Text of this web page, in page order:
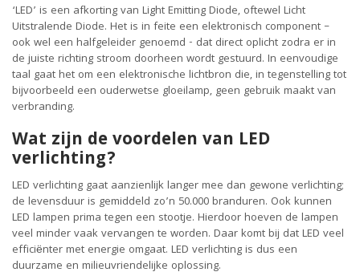
‘LED’ is een afkorting van Light Emitting Diode, oftewel Licht
Uitstralende Diode. Het is in feite een elektronisch component –
ook wel een halfgeleider genoemd - dat direct oplicht zodra er in
de juiste richting stroom doorheen wordt gestuurd. In eenvoudige
taal gaat het om een elektronische lichtbron die, in tegenstelling tot
bijvoorbeeld een ouderwetse gloeilamp, geen gebruik maakt van
verbranding.
Wat zijn de voordelen van LED
verlichting?
LED verlichting gaat aanzienlijk langer mee dan gewone verlichting;
de levensduur is gemiddeld zo’n 50.000 branduren. Ook kunnen
LED lampen prima tegen een stootje. Hierdoor hoeven de lampen
veel minder vaak vervangen te worden. Daar komt bij dat LED veel
efficiënter met energie omgaat. LED verlichting is dus een
duurzame en milieuvriendelijke oplossing.